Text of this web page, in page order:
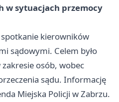
w sytuacjach przemocy
kierowników
sądowymi. Celem było
osób, wobec
sądu. Informację
Miejska Policji w Zabrzu.